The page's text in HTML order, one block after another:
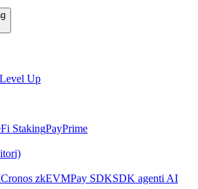
Level Up
StakingPayPrime
Cronos zkEVMPay SDKSDK agenti AI